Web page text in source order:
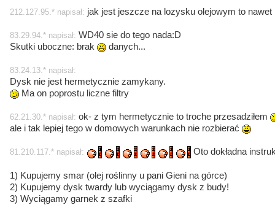
212.127.95.* napisał: jak jest jeszcze na lozysku olejowym to
83.29.94.* napisał: WD40 sie do tego nada:D
Skutki uboczne: brak
danych...
83.24.13.* napisał:
Dysk nie jest hermetycznie zamykany.
Ma on poprostu liczne filtry
62.21.30.* napisał: ok- z tym hermetycznie to troche przesadziłem
ale i tak lepiej tego w domowych warunkach nie rozbierać
81.210.117.* napisał: Oto dokładna
1) Kupujemy smar (olej roślinny u pani Gieni na górce)
2) Kupujemy dysk twardy lub wyciągamy dysk z budy!
3) Wyciągamy garnek z szafki